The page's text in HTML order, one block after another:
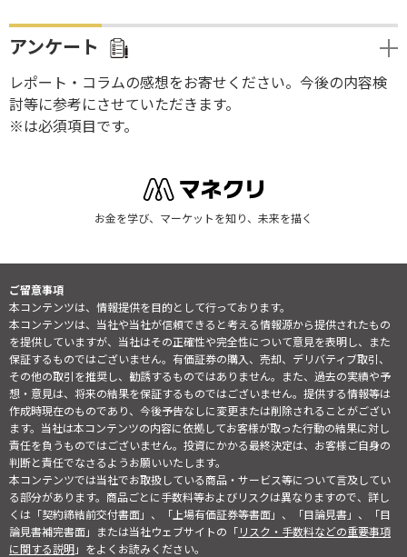
アンケート
レポート・コラムの感想をお寄せください。今後の内容検
討等に参考にさせていただきます。
※は必須項目です。
お金を学び、マーケットを知り、未来を描く
ご留意事項
本コンテンツは、情報提供を目的として行っております。
本コンテンツは、当社や当社が信頼できると考える情報源から提供されたもの
を提供していますが、当社はその正確性や完全性について意見を表明し、また
保証するものではございません。有価証券の購入、売却、デリバティブ取引、
その他の取引を推奨し、勧誘するものではありません。また、過去の実績や予
想・意見は、将来の結果を保証するものではございません。提供する情報等は
作成時現在のものであり、今後予告なしに変更または削除されることがござい
ます。当社は本コンテンツの内容に依拠してお客様が取った行動の結果に対し
責任を負うものではございません。投資にかかる最終決定は、お客様ご自身の
判断と責任でなさるようお願いいたします。
本コンテンツでは当社でお取扱している商品・サービス等について言及してい
る部分があります。商品ごとに手数料等およびリスクは異なりますので、詳し
くは「契約締結前交付書面」、「上場有価証券等書面」、「目論見書」、「目
論見書補完書面」または当社ウェブサイトの「リスク・手数料などの重要事項
に関する説明」をよくお読みください。